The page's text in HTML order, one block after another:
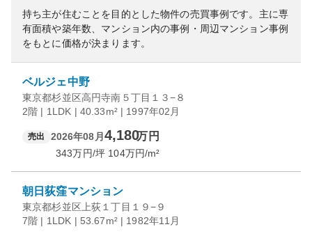
持ち主が住むことを目的とした物件の売買事例です。 主に専
有面積や築年数、マンション内の事例・周辺マンション事例
をもとに価格が決まります。
ベルジェ中野
東京都杉並区高円寺南５丁目１３−８
2階 | 1LDK | 40.33m² | 1997年02月
売出 2026年08月 4,180万円
343万円/坪 104万円/m²
朝日荻窪マンション
東京都杉並区上荻１丁目１９−９
7階 | 1LDK | 53.67m² | 1982年11月